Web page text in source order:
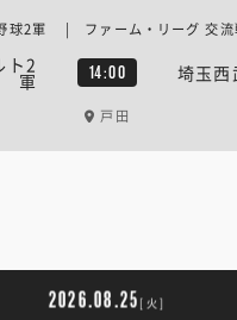
ト2
軍 14:00 埼玉西
球2軍 | ファーム・リーグ 交流
戸田
2026.08.25 [火]